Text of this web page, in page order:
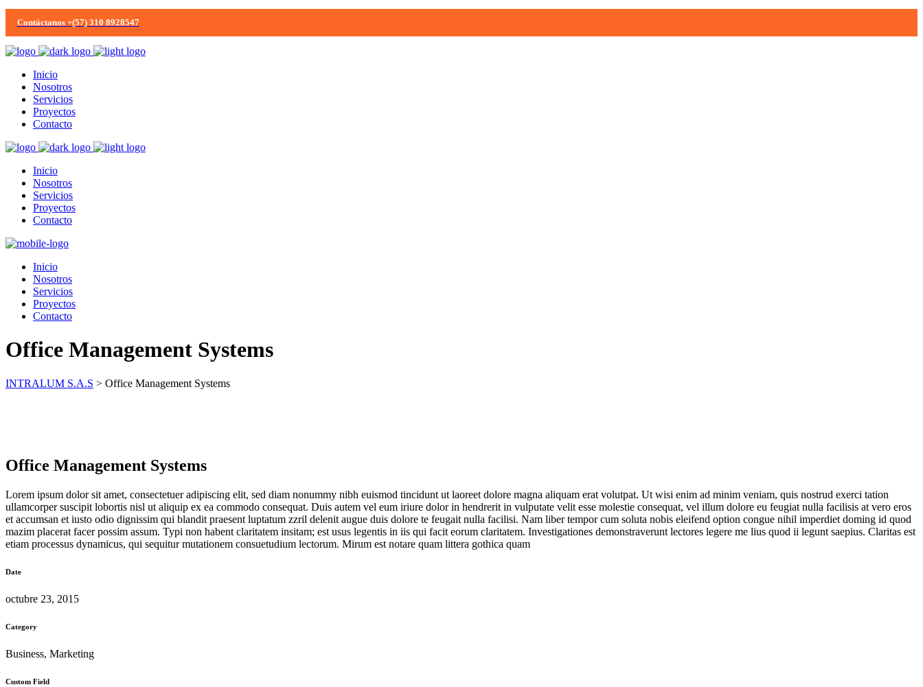
Contáctanos +(57) 310 8928547
Inicio
Nosotros
Servicios
Proyectos
Contacto
Inicio
Nosotros
Servicios
Proyectos
Contacto
Inicio
Nosotros
Servicios
Proyectos
Contacto
Office Management Systems
INTRALUM S.A.S > Office Management Systems
Office Management Systems
Lorem ipsum dolor sit amet, consectetuer adipiscing elit, sed diam nonummy nibh euismod tincidunt ut laoreet dolore magna aliquam erat volutpat. Ut wisi enim ad minim veniam, quis nostrud exerci tation
ullamcorper suscipit lobortis nisl ut aliquip ex ea commodo consequat. Duis autem vel eum iriure dolor in hendrerit in vulputate velit esse molestie consequat, vel illum dolore eu feugiat nulla facilisis at vero eros
et accumsan et iusto odio dignissim qui blandit praesent luptatum zzril delenit augue duis dolore te feugait nulla facilisi. Nam liber tempor cum soluta nobis eleifend option congue nihil imperdiet doming id quod
mazim placerat facer possim assum. Typi non habent claritatem insitam; est usus legentis in iis qui facit eorum claritatem. Investigationes demonstraverunt lectores legere me lius quod ii legunt saepius. Claritas est
etiam processus dynamicus, qui sequitur mutationem consuetudium lectorum. Mirum est notare quam littera gothica quam
Date
octubre 23, 2015
Category
Business, Marketing
Custom Field